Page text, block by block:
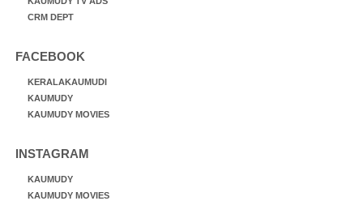
CRM DEPT
FACEBOOK
KERALAKAUMUDI
KAUMUDY
KAUMUDY MOVIES
INSTAGRAM
KAUMUDY
KAUMUDY MOVIES